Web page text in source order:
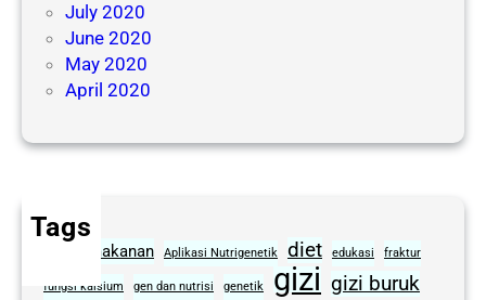
July 2020
June 2020
May 2020
April 2020
Tags
alergi makanan Aplikasi Nutrigenetik diet edukasi fraktur
fungsi kalsium gen dan nutrisi genetik gizi gizi buruk